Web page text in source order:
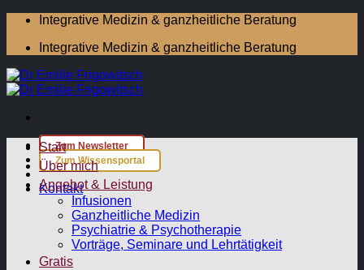
Zum
springen
Integrative Medizin & ganzheitliche Beratung
Integrative Medizin & ganzheitliche Beratung
Zum Newsletter
Zum Wissensportal
Kontakt
Start
Über mich
Angebot & Leistung
Infusionen
Ganzheitliche Medizin
Psychiatrie & Psychotherapie
Vorträge, Seminare und Lehrtätigkeit
Gratis